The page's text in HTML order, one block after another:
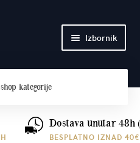
Izbornik
kategorije
Dostava unutar 48h
BESPLATNO IZNAD 40€